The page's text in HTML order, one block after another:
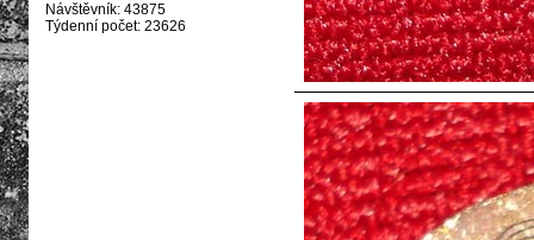
Návštěvník: 43875
Týdenní počet: 23626